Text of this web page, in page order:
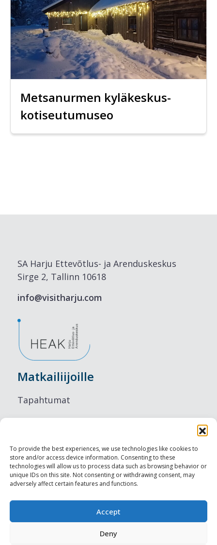
To provide the best experiences, we use technologies like cookies to
store and/or access device information. Consenting to these
technologies will allow us to process data such as browsing behavior or
unique IDs on this site. Not consenting or withdrawing consent, may
adversely affect certain features and functions.
Accept
Deny
Metsanurmen kyläkeskus-
kotiseutumuseo
SA Harju Ettevõtlus- ja Arenduskeskus
Sirge 2, Tallinn 10618
info@visitharju.com
Matkailiijoille
Tapahtumat
Ruokailu
Nähtävyydet
Visit Tallinn
Ammattilaisille
Harju-, Rapla- & Läänemaa DMO